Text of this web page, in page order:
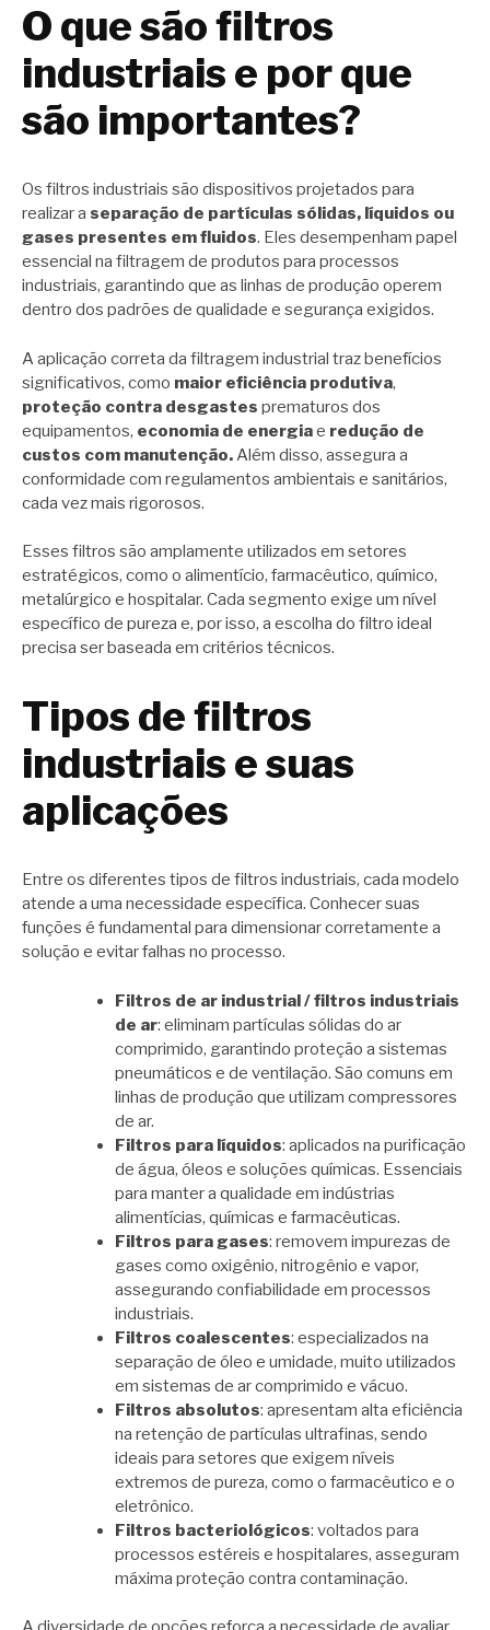
O que são filtros
industriais e por que
são importantes?
Os filtros industriais são dispositivos projetados para
realizar a separação de partículas sólidas, líquidos ou
gases presentes em fluidos. Eles desempenham papel
essencial na filtragem de produtos para processos
industriais, garantindo que as linhas de produção operem
dentro dos padrões de qualidade e segurança exigidos.
A aplicação correta da filtragem industrial traz benefícios
significativos, como maior eficiência produtiva,
proteção contra desgastes prematuros dos
equipamentos, economia de energiae redução de
custos com manutenção.Além disso, assegura a
conformidade com regulamentos ambientais e sanitários,
cada vez mais rigorosos.
Esses filtros são amplamente utilizados em setores
estratégicos, como o alimentício, farmacêutico, químico,
metalúrgico e hospitalar. Cada segmento exige um nível
específico de pureza e, por isso, a escolha do filtro ideal
precisa ser baseada em critérios técnicos.
Tipos de filtros
industriais e suas
aplicações
Entre os diferentes tipos de filtros industriais, cada modelo
atende a uma necessidade específica. Conhecer suas
funções é fundamental para dimensionar corretamente a
solução e evitar falhas no processo.
Filtros de ar industrial / filtros industriais
de ar: eliminam partículas sólidas do ar
comprimido, garantindo proteção a sistemas
pneumáticos e de ventilação. São comuns em
linhas de produção que utilizam compressores
de ar.
Filtros para líquidos: aplicados na purificação
de água, óleos e soluções químicas. Essenciais
para manter a qualidade em indústrias
alimentícias, químicas e farmacêuticas.
Filtros para gases: removem impurezas de
gases como oxigênio, nitrogênio e vapor,
assegurando confiabilidade em processos
industriais.
Filtros coalescentes: especializados na
separação de óleo e umidade, muito utilizados
em sistemas de ar comprimido e vácuo.
Filtros absolutos: apresentam alta eficiência
na retenção de partículas ultrafinas, sendo
ideais para setores que exigem níveis
extremos de pureza, como o farmacêutico e o
eletrônico.
Filtros bacteriológicos: voltados para
processos estéreis e hospitalares, asseguram
máxima proteção contra contaminação.